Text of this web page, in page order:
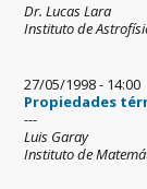
Dr. Lucas Lara
Instituto de
27/05/1998 - 14:00
Propiedades
---
Luis Garay
Instituto de